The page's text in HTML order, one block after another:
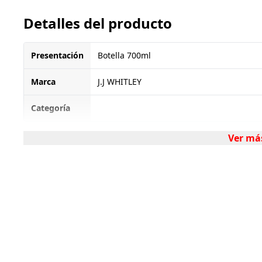
Detalles del producto
Presentación Botella 700ml
Marca J.J WHITLEY
Categoría
Ver